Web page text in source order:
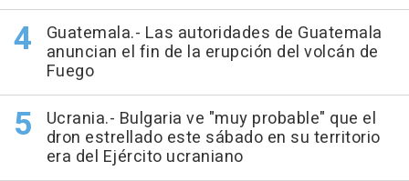
Guatemala.- Las autoridades de Guatemala
anuncian el fin de la erupción del volcán de
Fuego
Ucrania.- Bulgaria ve "muy probable" que el
dron estrellado este sábado en su territorio
era del Ejército ucraniano